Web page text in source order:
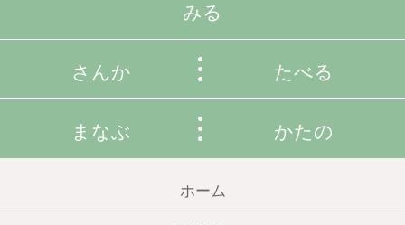
みる
さんか たべる
まなぶ かたの
ホーム